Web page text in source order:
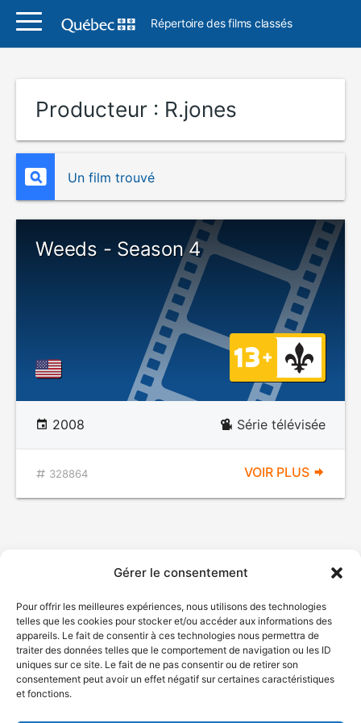
Gérer le consentement
Pour offrir les meilleures expériences, nous utilisons des technologies
telles que les cookies pour stocker et/ou accéder aux informations des
appareils. Le fait de consentir à ces technologies nous permettra de
traiter des données telles que le comportement de navigation ou les ID
uniques sur ce site. Le fait de ne pas consentir ou de retirer son
consentement peut avoir un effet négatif sur certaines caractéristiques
et fonctions.
Répertoire des films classés
Producteur : R.jones
Un film trouvé
Weeds - Season 4
2008 Série télévisée
328864 VOIR PLUS